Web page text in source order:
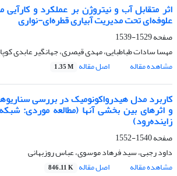
اثر متقابل آب و نیتروژن بر عملکرد و
علوفه‌ای تحت مدیریت آبیاری قطره‌ای-نواری
صفحه1529-1539
مهسا سادات طباطبایی، مهدی قیصری، جهانگیر عابدی
مشاهده مقاله
اصل مقاله 1.35 M
کاربرد مدل هیدرواکونومیک در بررسی
و اثرهای بین بخشی آنها (مطالعه موردی:
زاینده‌رود)
صفحه1540-1552
داود رجبی، سید فرهاد موسوی، عباس روزبهانی
مشاهده مقاله
اصل مقاله 846.11 K